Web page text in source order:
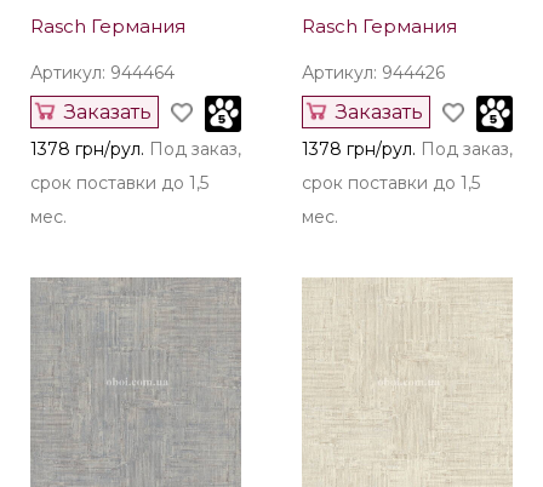
Rasch Германия
Артикул: 944464
Заказать
1378 грн/рул. Под заказ,
срок поставки до 1,5
мес.
Rasch Германия
Артикул: 944426
Заказать
1378 грн/рул. Под заказ,
срок поставки до 1,5
мес.